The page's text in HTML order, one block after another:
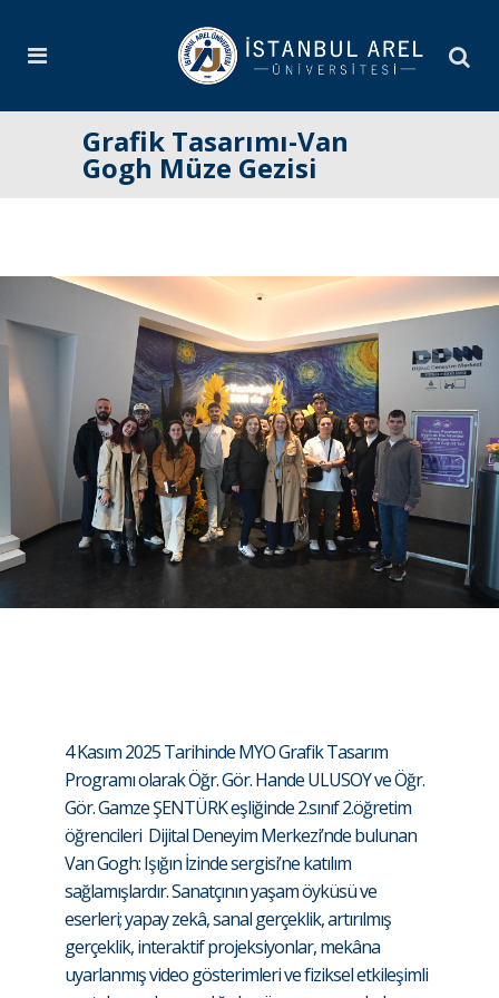
Grafik Tasarımı-Van
Gogh Müze Gezisi
4 Kasım 2025 Tarihinde MYO Grafik Tasarım
Programı olarak Öğr. Gör. Hande ULUSOY ve Öğr.
Gör. Gamze ŞENTÜRK eşliğinde 2.sınıf 2.öğretim
öğrencileri Dijital Deneyim Merkezi’nde bulunan
Van Gogh: Işığın İzinde sergisi’ne katılım
sağlamışlardır. Sanatçının yaşam öyküsü ve
eserleri; yapay zekâ, sanal gerçeklik, artırılmış
gerçeklik, interaktif projeksiyonlar, mekâna
uyarlanmış video gösterimleri ve fiziksel etkileşimli